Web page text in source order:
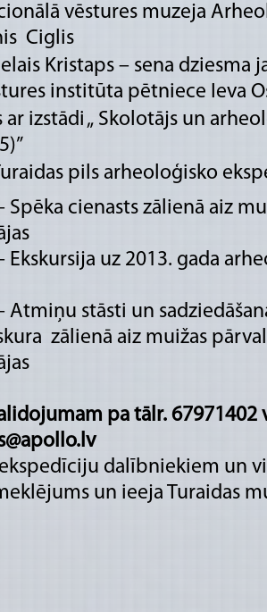
vēstures muzeja
Ciglis
Kristaps – sena dziesma
institūta pētniece Ieva
ar izstādi „ Skolotājs un
pils arheoloģisko
Spēka cienasts zālienā aiz
Ekskursija uz 2013. gada
Atmiņu stāsti un
zālienā aiz muižas
pa tālr. 67971402
dalībniekiem un
un ieeja Turaidas